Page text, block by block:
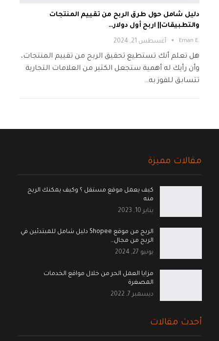
دليل شامل حول طرق الربح من تقييم المنتجات
والتطبيقات|| اربح أول دولار…
.Eman E أغسطس 21, 2024
هل تعلم أنك تستطيع تحقيق الربح من تقييم المنتجات،
وأن رأيك له أهمية ستجعل الكثير من العلامات التجارية
تتسابق للفوز به…
مقالات مميزة
كيف يعمل موقع مستقل ؟ وكيف يمكنك الربح
منه
يناير 10, 2023
الربح من موقع Shopee دليل شامل للمبتدئين في
الربح من مجال…
يونيو 27, 2024
مزايا العمل الحر من خلال مواقع الخدمات
المصغرة
ديسمبر 7, 2022
أحدث مقالات